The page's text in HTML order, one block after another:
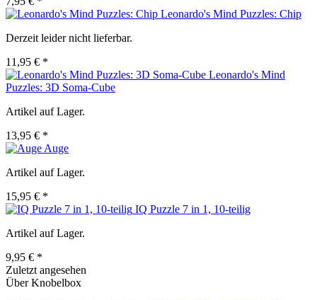
Leonardo's Mind Puzzles: Chip
Derzeit leider nicht lieferbar.
11,95 € *
Leonardo's Mind
Puzzles: 3D Soma-Cube
Artikel auf Lager.
13,95 € *
Auge
Artikel auf Lager.
15,95 € *
IQ Puzzle 7 in 1, 10-teilig
Artikel auf Lager.
9,95 € *
Zuletzt angesehen
Über Knobelbox